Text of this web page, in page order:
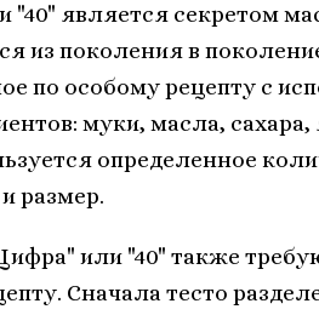
является секретом
из поколения в
по особому рецепту с
муки, масла,
определенное
размер.
или "40" также
Сначала тесто